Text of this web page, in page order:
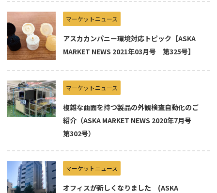
マーケットニュース
アスカカンパニー環境対応トピック【ASKA
MARKET NEWS 2021年03月号 第325号】
マーケットニュース
複雑な曲面を持つ製品の外観検査自動化のご
紹介（ASKA MARKET NEWS 2020年7月号
第302号）
マーケットニュース
オフィスが新しくなりました (ASKA